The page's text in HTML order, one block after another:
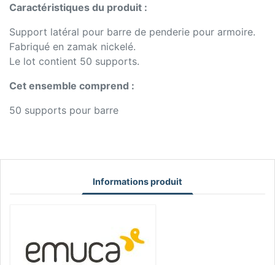
Caractéristiques du produit :
Support latéral pour barre de penderie pour armoire.
Fabriqué en zamak nickelé.
Le lot contient 50 supports.
Cet ensemble comprend :
50 supports pour barre
Informations produit